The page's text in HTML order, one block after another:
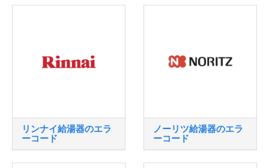
リンナイ給湯器のエラ
ーコード
ノーリツ給湯器のエラ
ーコード